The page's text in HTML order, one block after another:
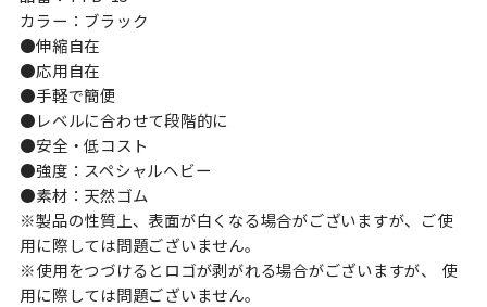
カラー：ブラック
●伸縮自在
●応用自在
●手軽で簡便
●レベルに合わせて段階的に
●安全・低コスト
●強度：スペシャルヘビー
●素材：天然ゴム
※製品の性質上、表面が白くなる場合がございますが、ご使
用に際しては問題ございません。
※使用をつづけるとロゴが剥がれる場合がございますが、 使
用に際しては問題ございません。